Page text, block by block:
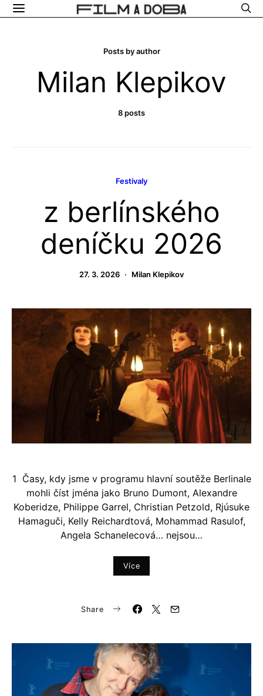
Posts by author
Milan Klepikov
8 posts
Festivaly
z berlínského
deníčku 2026
27. 3. 2026 Milan Klepikov
1 Časy, kdy jsme v programu hlavní soutěže Berlinale
mohli číst jména jako Bruno Dumont, Alexandre
Koberidze, Philippe Garrel, Christian Petzold, Rjúsuke
Hamaguči, Kelly Reichardtová, Mohammad Rasulof,
Angela Schanelecová… nejsou…
Více
Share